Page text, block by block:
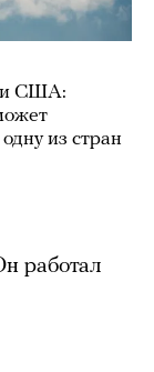
США:
из стран
работал